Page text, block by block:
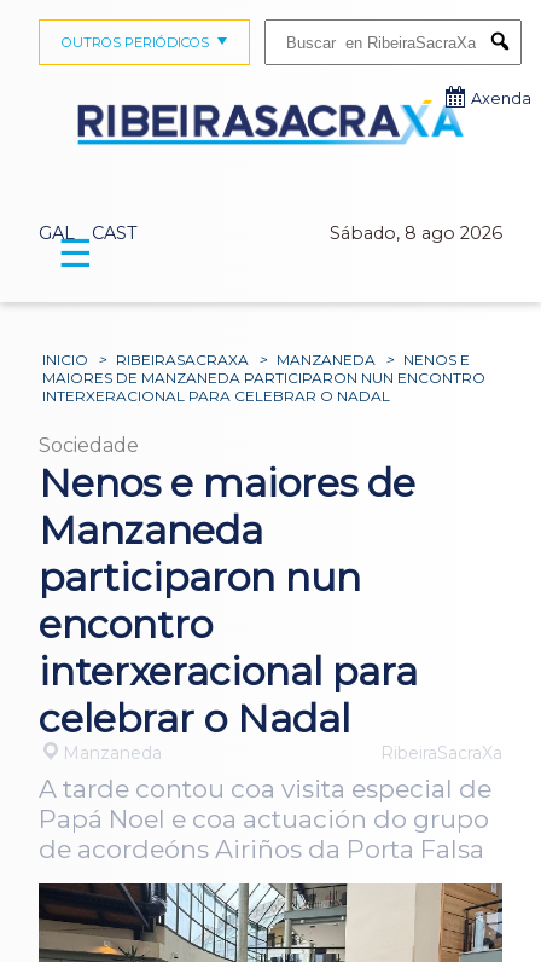
GAL CAST Sábado, 8 ago 2026
OUTROS PERIÓDICOS
Axenda
☰
INICIO > RIBEIRASACRAXA > MANZANEDA > NENOS E
MAIORES DE MANZANEDA PARTICIPARON NUN ENCONTRO
INTERXERACIONAL PARA CELEBRAR O NADAL
Sociedade
Nenos e maiores de
Manzaneda
participaron nun
encontro
interxeracional para
celebrar o Nadal
Manzaneda RibeiraSacraXa
A tarde contou coa visita especial de
Papá Noel e coa actuación do grupo
de acordeóns Airiños da Porta Falsa